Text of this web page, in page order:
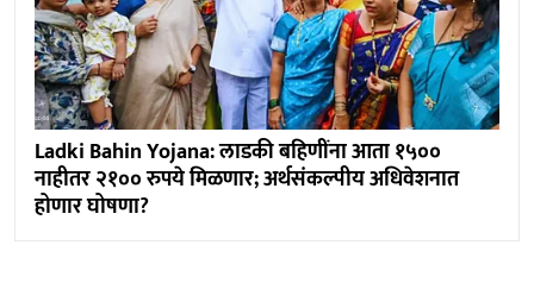
Ladki Bahin Yojana: लाडकी बहिणींना आता १५००
नाहीतर २१०० रुपये मिळणार; अर्थसंकल्पीय अधिवेशनात
होणार घोषणा?